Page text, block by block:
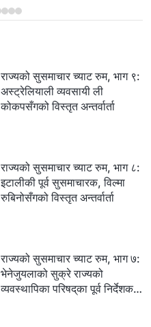
राज्यको सुसमाचार च्याट रुम, भाग ९:
अस्ट्रेलियाली व्यवसायी ली
कोकपसँगको विस्तृत अन्तर्वार्ता
राज्यको सुसमाचार च्याट रुम, भाग ८:
इटालीकी पूर्व सुसमाचारक, विल्मा
रुबिनोसँगको विस्तृत अन्तर्वार्ता
राज्यको सुसमाचार च्याट रुम, भाग ७:
भेनेजुयलाको सुक्रे राज्यको
व्यवस्थापिका परिषद्‌का पूर्व निर्देशक,